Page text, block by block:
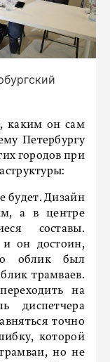
каким он сам
Петербургу
городов при
будет. Дизайн
а в центре
составы.
и он достоин,
облик был
трамваев.
на
диспетчера
точно
которой
но не